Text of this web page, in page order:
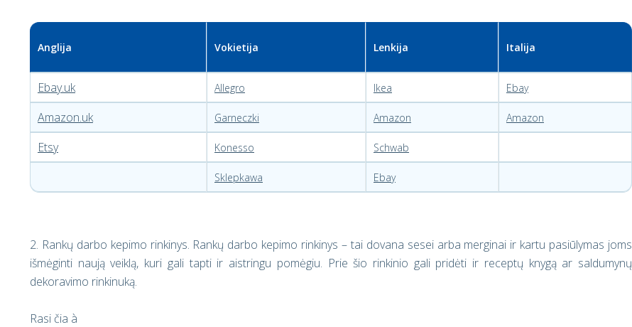
Anglija Vokietija Lenkija Italija
Ebay.uk Allegro Ikea Ebay
Amazon.uk Garneczki Amazon Amazon
Etsy Konesso Schwab
Sklepkawa Ebay
2. Rankų darbo kepimo rinkinys. Rankų darbo kepimo rinkinys – tai dovana sesei arba merginai ir kartu pasiūlymas joms
išmėginti naują veiklą, kuri gali tapti ir aistringu pomėgiu. Prie šio rinkinio gali pridėti ir receptų knygą ar saldumynų
dekoravimo rinkinuką.
Rasi čia à